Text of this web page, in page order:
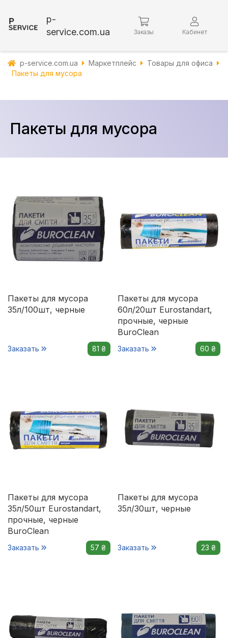
p-
service.com.ua
Заказы Кабинет
p-service.com.ua Маркетплейс
Товары для офиса
Пакеты для мусора
Пакеты для мусора
Пакеты для мусора
35л/100шт, черные
Заказать 81 ₴
Пакеты для мусора
60л/20шт Eurostandart,
прочные, черные
BuroClean
Заказать 60 ₴
Пакеты для мусора
35л/50шт Eurostandart,
прочные, черные
BuroClean
Заказать 57 ₴
Пакеты для мусора
35л/30шт, черные
Заказать 23 ₴